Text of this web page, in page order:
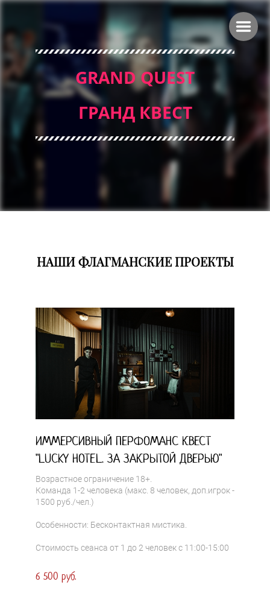
GRAND QUEST
ГРАНД КВЕСТ
НАШИ ФЛАГМАНСКИЕ ПРОЕКТЫ
ИММЕРСИВНЫЙ ПЕРФОМАНС КВЕСТ
"LUCKY HOTEL. ЗА ЗАКРЫТОЙ ДВЕРЬЮ"
Возрастное ограничение 18+.
Команда 1-2 человека (макс. 8 человек, доп.игрок -
1500 руб./чел.)
Особенности: Бесконтактная мистика.
Стоимость сеанса от 1 до 2 человек с 11:00-15:00
6 500 руб.